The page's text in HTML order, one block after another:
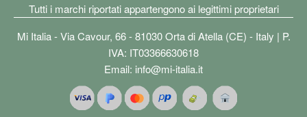
Tutti i marchi riportati appartengono ai legittimi proprietari
Mi Italia - Via Cavour, 66 - 81030 Orta di Atella (CE) - Italy | P.
IVA: IT03366630618
Email: info@mi-italia.it